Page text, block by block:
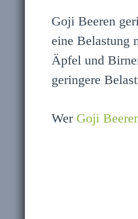
Goji Beeren
eine Belastung
Äpfel und
geringere
Wer Goji